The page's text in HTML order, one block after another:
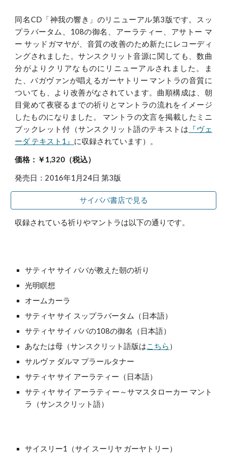
同名CD「神我の響き」のリニューアル第3版です。スッ
プラバータム、108の御名、アーラティー、アサトー マ
ー サッドガマヤが、音質の改善のため新たにレコーディ
ングされました。サンスクリット音源に関しても、数曲
分がよりクリアなものにリニューアルされました。ま
た、バガヴァンが唱えるガーヤトリー マントラの音質に
ついても、より改善がなされています。曲順構成は、朝
目覚めて夜寝るまでの祈りとマントラの流れをイメージ
したものになりました。 マントラの文言を掲載したミニ
ブックレット付（サンスクリット語のテキストは 『ヴェ
ーダ テキスト1』 に収録されています）。
価格：￥1,320（税込）
発売日：2016年1月24日 第3版
サイババ書店で見る
収録されている祈りやマントラは以下の通りです。
サティヤ サイ ババが教えた朝の祈り
光明瞑想
オームカーラ
サティヤ サイ スップラバータム（日本語）
サティヤ サイ ババの108の御名（日本語）
あなたは母（サンスクリット語版はこちら ）
サルヴァ ダルマ プラールタナー
サティヤ サイ アーラティー（日本語）
サティヤ サイ アーラティー～サマスタローカー マント
ラ（サンスクリット語）
サイスリー1（サイ スーリヤ ガーヤトリー）